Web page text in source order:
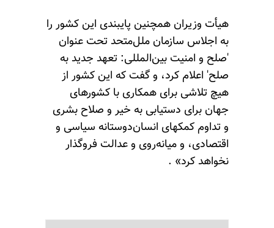
هیأت وزیران همچنین پایبندی این کشور را
به اجلاس سازمان ملل‌متحد تحت عنوان
'صلح و امنیت بین‌المللی: تعهد جدید به
صلح' اعلام کرد، و گفت که این کشور از
هیچ تلاشی برای همکاری با کشورهای
جهان برای دستیابی به خیر و صلاح بشری
و تداوم کمکهای انسان‌دوستانه سیاسی و
اقتصادی، و میانه‌روی و عدالت فروگذار
نخواهد کرد» .